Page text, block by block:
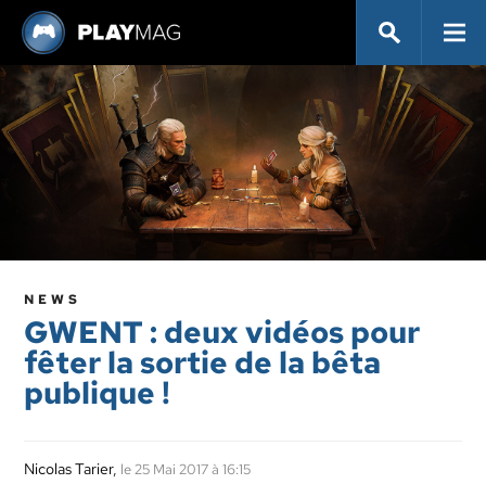
NEWS
GWENT : deux vidéos pour
fêter la sortie de la bêta
publique !
Nicolas Tarier, le 25 Mai 2017 à 16:15